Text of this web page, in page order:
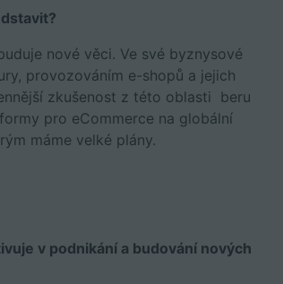
nové věci. Ve své byznysové
provozováním e-shopů a jejich
zkušenost z této oblasti beru
pro eCommerce na globální
máme velké plány.
v podnikání a budování nových